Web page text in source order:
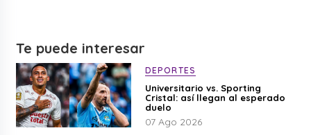
Te puede interesar
DEPORTES
Universitario vs. Sporting
Cristal: así llegan al esperado
duelo
07 Ago 2026